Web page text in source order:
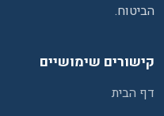
הביטוח.
קישורים שימושיים
דף הבית